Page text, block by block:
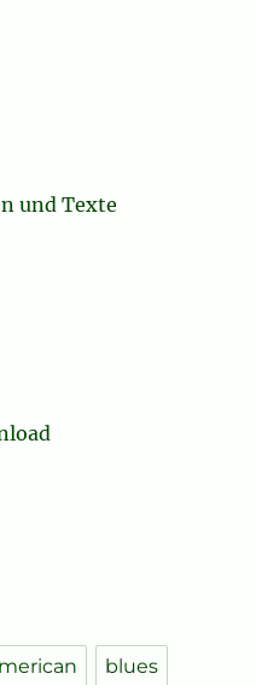
und Texte
blues